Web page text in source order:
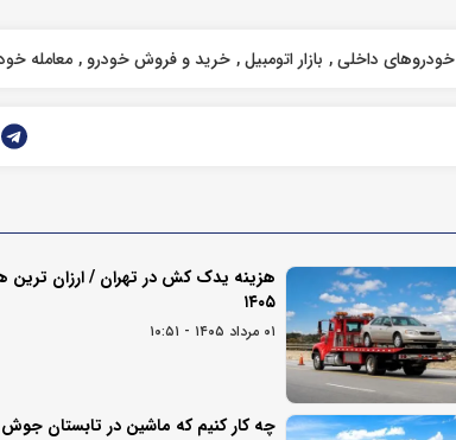
خودروهای داخلی بازار اتومبیل خرید و فروش خودرو معامله
هزینه یدک کش در تهران / ارزان ترین
۱۴۰۵
۰۱ مرداد ۱۴۰۵ - ۱۰:۵۱
چه کار کنیم که ماشین در تابستان جوش